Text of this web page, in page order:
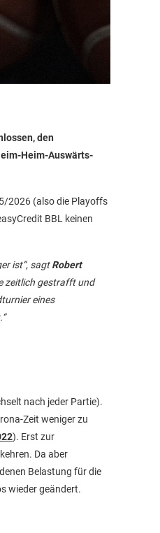
den
Heim-Auswärts-
2026 (also die Playoffs
BBL keinen
ist“, sagtRobert
zeitlich gestrafft und
eines
nach jeder Partie).
Zeit weniger zu
). Erst zur
Da aber
Belastung für die
wieder geändert.